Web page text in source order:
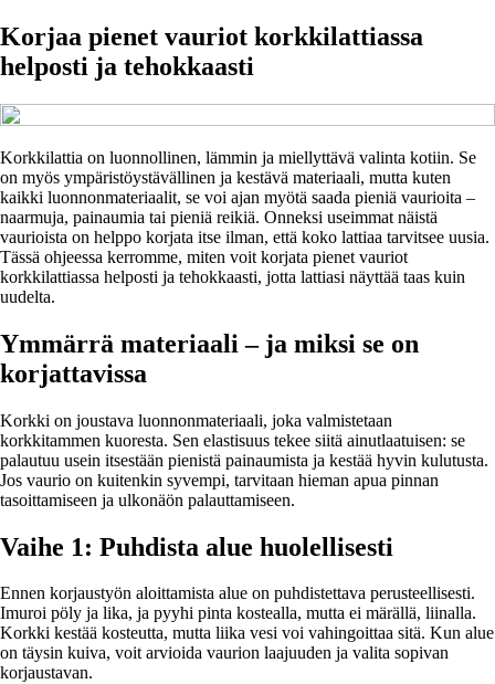
Korjaa pienet vauriot korkkilattiassa
helposti ja tehokkaasti
Korkkilattia on luonnollinen, lämmin ja miellyttävä valinta kotiin. Se
on myös ympäristöystävällinen ja kestävä materiaali, mutta kuten
kaikki luonnonmateriaalit, se voi ajan myötä saada pieniä vaurioita –
naarmuja, painaumia tai pieniä reikiä. Onneksi useimmat näistä
vaurioista on helppo korjata itse ilman, että koko lattiaa tarvitsee uusia.
Tässä ohjeessa kerromme, miten voit korjata pienet vauriot
korkkilattiassa helposti ja tehokkaasti, jotta lattiasi näyttää taas kuin
uudelta.
Ymmärrä materiaali – ja miksi se on
korjattavissa
Korkki on joustava luonnonmateriaali, joka valmistetaan
korkkitammen kuoresta. Sen elastisuus tekee siitä ainutlaatuisen: se
palautuu usein itsestään pienistä painaumista ja kestää hyvin kulutusta.
Jos vaurio on kuitenkin syvempi, tarvitaan hieman apua pinnan
tasoittamiseen ja ulkonäön palauttamiseen.
Vaihe 1: Puhdista alue huolellisesti
Ennen korjaustyön aloittamista alue on puhdistettava perusteellisesti.
Imuroi pöly ja lika, ja pyyhi pinta kostealla, mutta ei märällä, liinalla.
Korkki kestää kosteutta, mutta liika vesi voi vahingoittaa sitä. Kun alue
on täysin kuiva, voit arvioida vaurion laajuuden ja valita sopivan
korjaustavan.